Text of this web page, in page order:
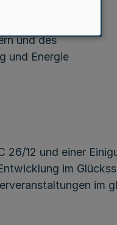
und des
und Energie
12 und einer
im
im